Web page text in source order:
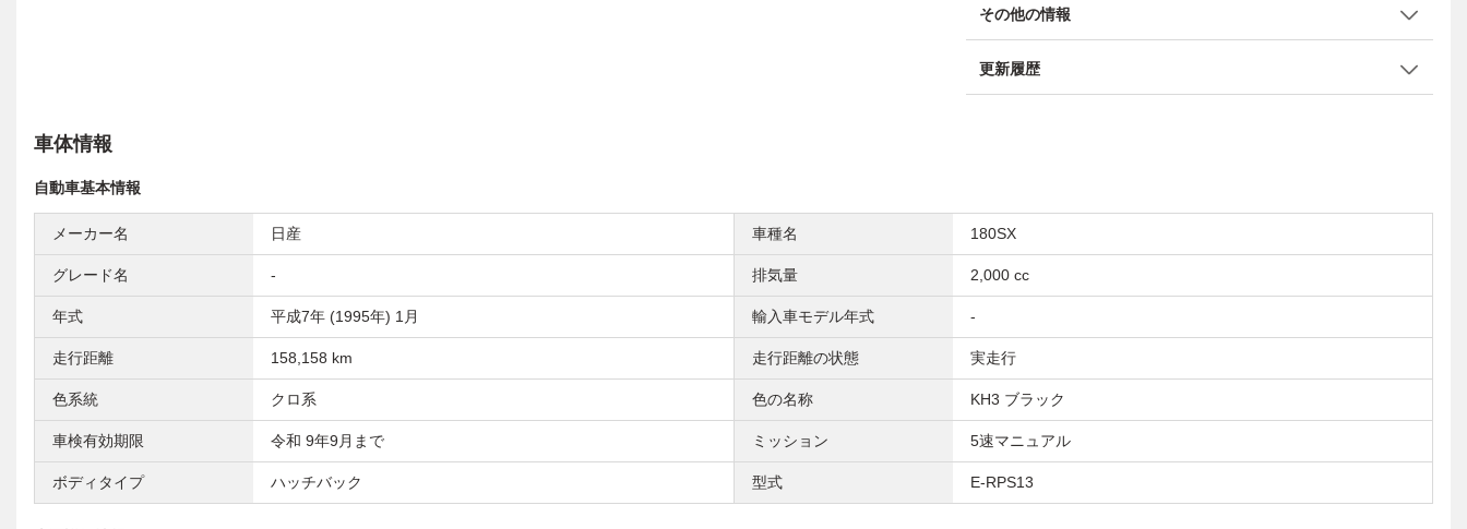
その他の情報
更新履歴
車体情報
自動車基本情報
メーカー名 日産 車種名 180SX
グレード名 - 排気量 2,000 cc
年式 平成7年 (1995年) 1月 輸入車モデル年式 -
走行距離 158,158 km 走行距離の状態 実走行
色系統 クロ系 色の名称 KH3 ブラック
車検有効期限 令和 9年9月まで ミッション 5速マニュアル
ボディタイプ ハッチバック 型式 E-RPS13